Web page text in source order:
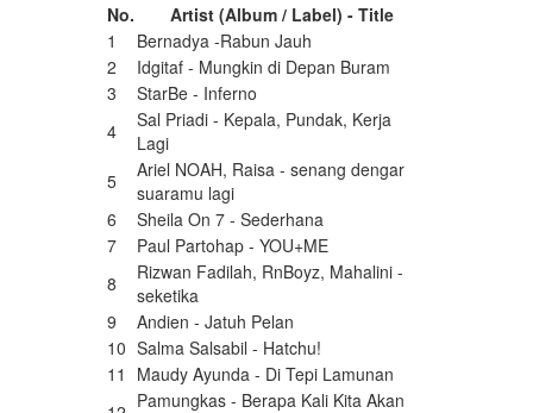
No.
Artist (Album / Label) - Title
1
Bernadya -Rabun Jauh
2
Idgitaf - Mungkin di Depan Buram
3
StarBe - Inferno
4
Sal Priadi - Kepala, Pundak, Kerja
Lagi
5
Ariel NOAH, Raisa - senang dengar
suaramu lagi
6
Sheila On 7 - Sederhana
7
Paul Partohap - YOU+ME
8
Rizwan Fadilah, RnBoyz, Mahalini -
seketika
9
Andien - Jatuh Pelan
10 Salma Salsabil - Hatchu!
11
Maudy Ayunda - Di Tepi Lamunan
Pamungkas - Berapa Kali Kita Akan